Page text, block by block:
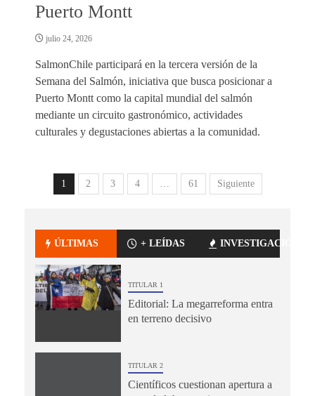
Puerto Montt
julio 24, 2026
SalmonChile participará en la tercera versión de la
Semana del Salmón, iniciativa que busca posicionar a
Puerto Montt como la capital mundial del salmón
mediante un circuito gastronómico, actividades
culturales y degustaciones abiertas a la comunidad.
1 2 3 4 61 Siguiente
ÚLTIMAS + LEÍDAS INVESTIGACIÓN
TITULAR 1
Editorial: La megarreforma entra
en terreno decisivo
TITULAR 2
Científicos cuestionan apertura a